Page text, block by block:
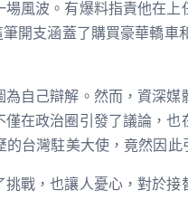
風波。有爆料指責他在
開支涵蓋了購買豪華轎車
自己辯解。然而，資深
在政治圈引發了議論，
台灣駐美大使，竟然因此
戰，也讓人憂心，對於